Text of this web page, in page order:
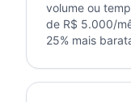
volume ou
de R$ 5.000/
25% mais